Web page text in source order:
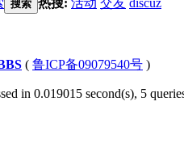
搜索
( 鲁ICP备09079540号 )
in 0.019015 second(s), 5